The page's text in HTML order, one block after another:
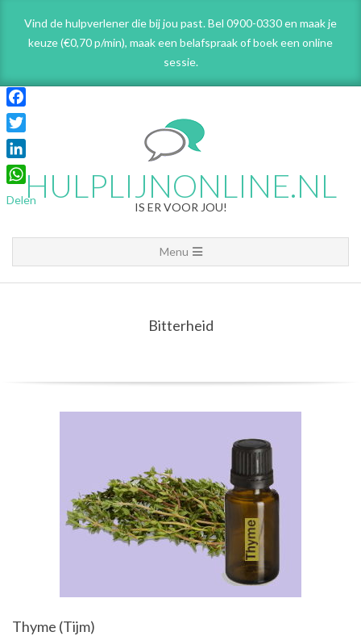
content
Vind de hulpverlener die bij jou past. Bel 0900-0330 en maak je
keuze (€0,70 p/min), maak een belafspraakof boek een online
sessie.
HULPLIJNONLINE.NL
IS ER VOOR JOU!
Navigation
Menu
Menu
Bitterheid
Thyme (Tijm)
Facebook
Twitter
LinkedIn
WhatsApp
Delen